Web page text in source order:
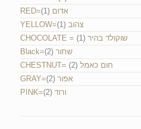
RED=אדום (1)
YELLOW=צהוב (1)
CHOCOLATE = שוקולד בהיר (1)
Black=שחור (2)
CHESTNUT= חום כאמל (2)
GRAY=אפור (2)
PINK=ורוד (2)